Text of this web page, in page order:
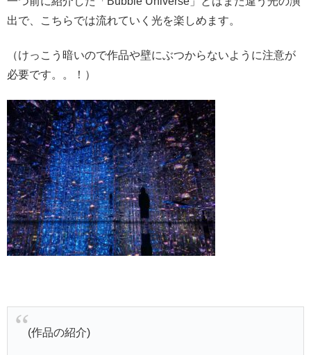
出で、こちらでは流れていく光を楽しめます。
（けっこう暗いので作品や壁にぶつからないように注意が
必要です。。！）
(作品の紹介)